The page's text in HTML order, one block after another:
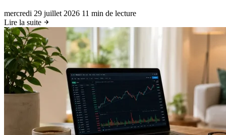
mercredi 29 juillet 2026 11 min de lecture
Lire la suite